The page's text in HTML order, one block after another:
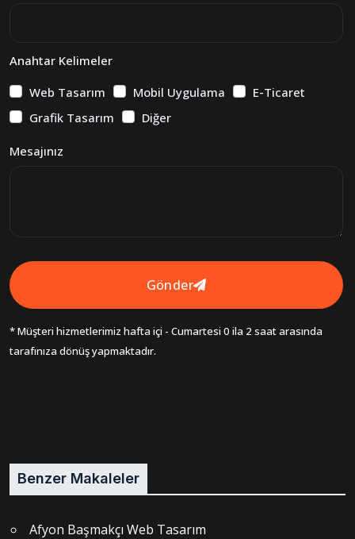
Anahtar Kelimeler
Web Tasarım
Mobil Uygulama
E-Ticaret
Grafik Tasarım
Diğer
Mesajınız
Gönder
* Müşteri hizmetlerimiz hafta içi - Cumartesi 0 ila 2 saat arasında
tarafınıza dönüş yapmaktadır.
Benzer Makaleler
Afyon Başmakçı Web Tasarım